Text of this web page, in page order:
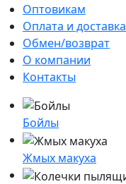
Оптовикам
Оплата и доставка
Обмен/возврат
О компании
Контакты
Бойлы
Жмых макуха